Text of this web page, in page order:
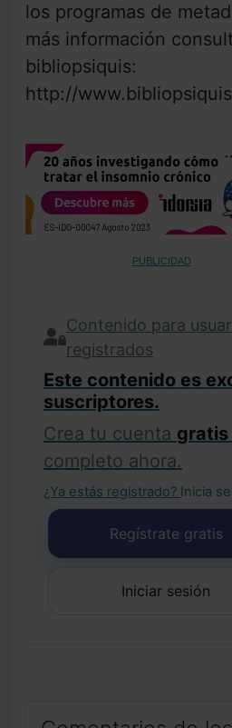
los programas de
más información
bibliopsiquis:
http://
PUBLICIDAD
Contenido para
registrados
Este contenido es
suscriptores.
Crea tu cuenta gratis
completo ahora.
¿Ya estás registrado? Inicia
Regístrate gratis
Iniciar sesión